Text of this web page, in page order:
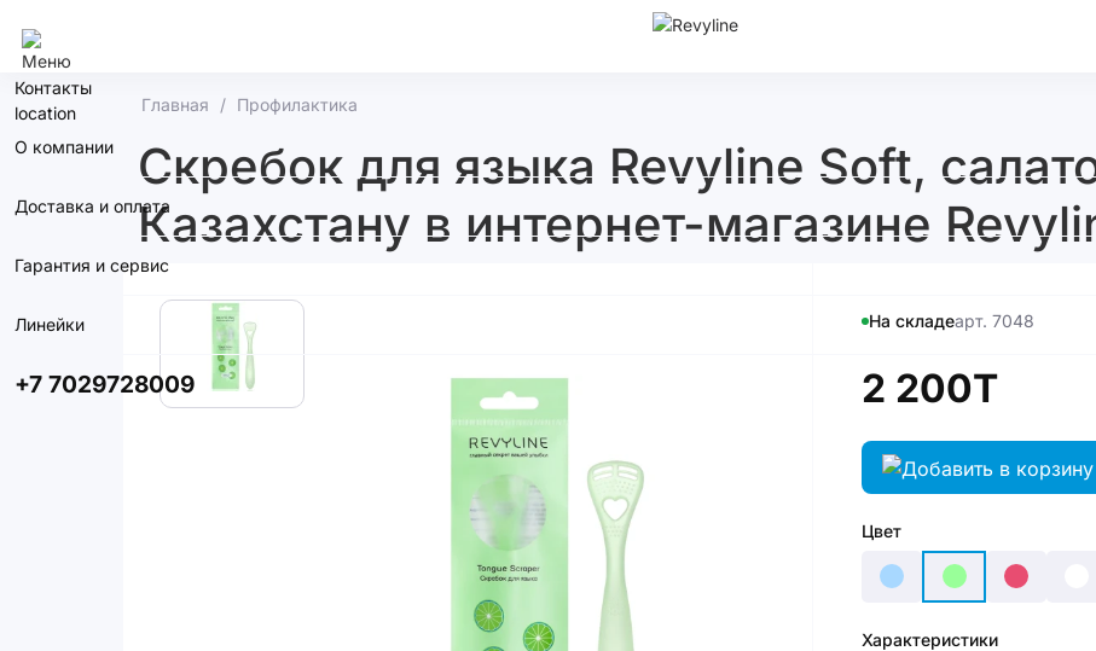
Контакты
О компании
Доставка и оплата
Гарантия и сервис
Линейки
+7 7029728009
Главная Профилактика
Скребок для языка Revyline Soft,
Казахстану в интернет-магазине
На складеарт. 7048
2 200T
Цвет
Характеристики